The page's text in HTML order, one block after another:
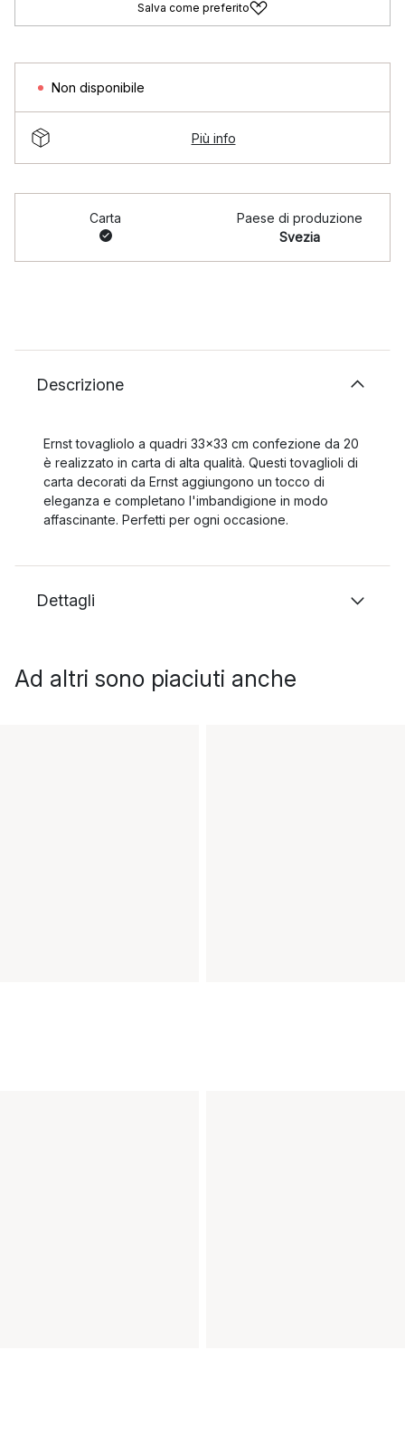
Salva come preferito
Non disponibile
Più info
Carta
Paese di produzione
Svezia
Descrizione
Ernst tovagliolo a quadri 33x33 cm confezione da 20
è realizzato in carta di alta qualità. Questi tovaglioli di
carta decorati da Ernst aggiungono un tocco di
eleganza e completano l'imbandigione in modo
affascinante. Perfetti per ogni occasione.
Dettagli
Ad altri sono piaciuti anche